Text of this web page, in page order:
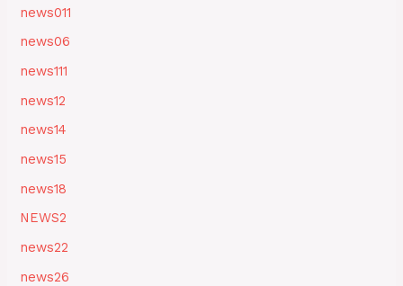
news011
news06
news111
news12
news14
news15
news18
NEWS2
news22
news26